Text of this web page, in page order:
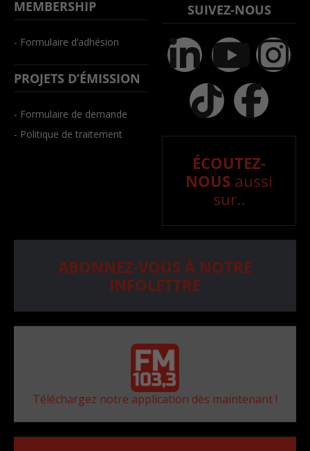
MEMBERSHIP
- Formulaire d’adhésion
PROJETS D’ÉMISSION
- Formulaire de demande
- Politique de traitement
SUIVEZ-NOUS
ÉCOUTEZ-
NOUS aussi
sur..
ABONNEZ-VOUS À NOTRE
INFOLETTRE
Téléchargez notre application dès maintenant !